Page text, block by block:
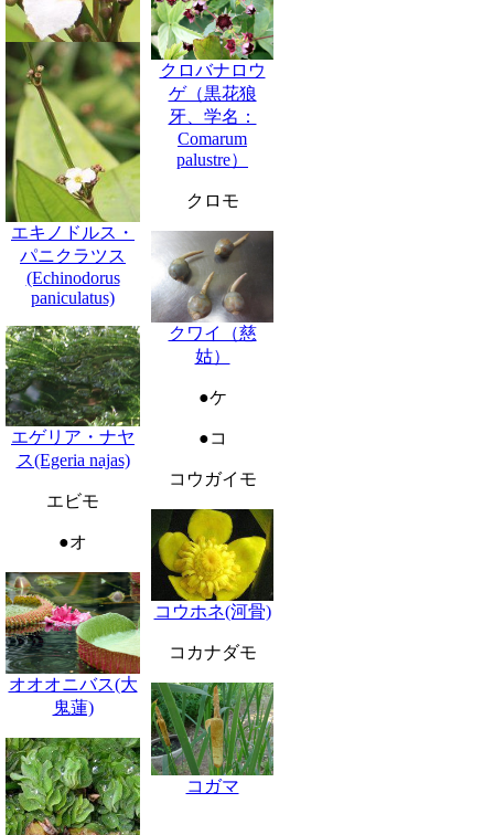
エキノドルス・
パニクラツス
(Echinodorus
paniculatus)
エゲリア・ナヤ
ス(Egeria najas)
エビモ
●オ
オオオニバス(大
鬼蓮)
クロバナロウ
ゲ（黒花狼
牙、学名：
Comarum
palustre）
クロモ
クワイ（慈
姑）
●ケ
●コ
コウガイモ
コウホネ(河骨)
コカナダモ
コガマ